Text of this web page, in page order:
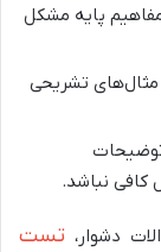
پایه مشکل
مثال‌های تشریحی
توضیحات
کافی نباشد.
دشوار، تست